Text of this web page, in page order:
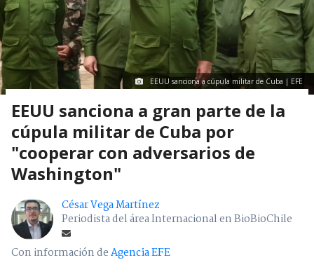
EEUU sanciona a cúpula militar de Cuba | EFE
EEUU sanciona a gran parte de la
cúpula militar de Cuba por
"cooperar con adversarios de
Washington"
César Vega Martínez
Periodista del área Internacional en BioBioChile
Con información deAgencia EFE